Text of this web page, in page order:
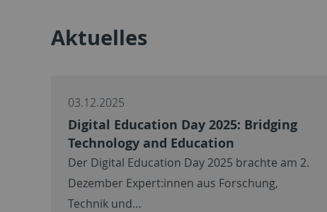
Aktuelles
03.12.2025
Digital Education Day 2025: Bridging
Technology and Education
Der Digital Education Day 2025 brachte am 2.
Dezember Expert:innen aus Forschung,
Technik und…